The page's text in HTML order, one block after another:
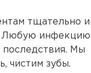
тщательно и
Любую инфекцию
последствия. Мы
чистим зубы.